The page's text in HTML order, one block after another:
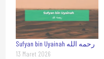
Sufyan bin Uyainah رحمه الله
13 Maret 2026